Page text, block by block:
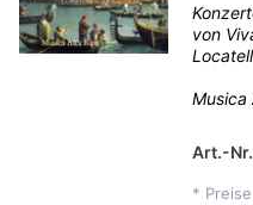
von
Musica
Art.-Nr.
*